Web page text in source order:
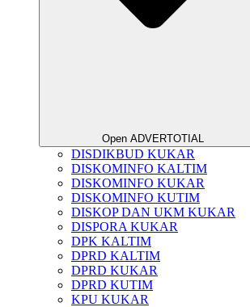
Open ADVERTOTIAL
DISDIKBUD KUKAR
DISKOMINFO KALTIM
DISKOMINFO KUKAR
DISKOMINFO KUTIM
DISKOP DAN UKM KUKAR
DISPORA KUKAR
DPK KALTIM
DPRD KALTIM
DPRD KUKAR
DPRD KUTIM
KPU KUKAR